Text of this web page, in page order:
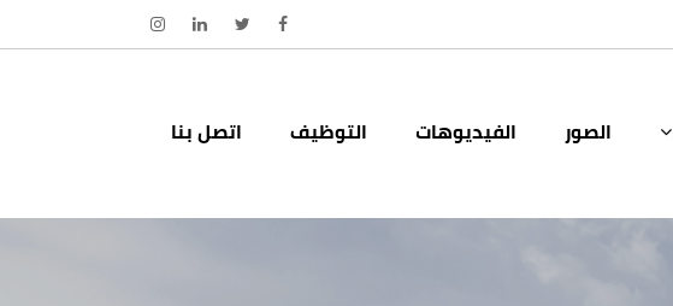
الصور الفيديوهات التوظيف اتصل بنا